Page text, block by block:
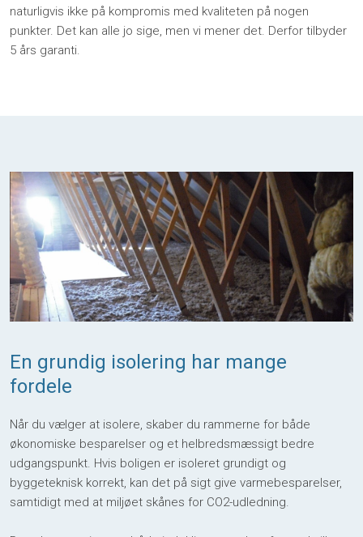
naturligvis ikke på kompromis med kvaliteten på nogen
punkter. Det kan alle jo sige, men vi mener det. Derfor tilbyder
5 års garanti.​
En grundig isolering har mange
fordele
Når du vælger at isolere, skaber du rammerne for både
økonomiske besparelser og et helbredsmæssigt bedre
udgangspunkt. Hvis boligen er isoleret grundigt og
byggeteknisk korrekt, kan det på sigt give varmebesparelser,
samtidigt med at miljøet skånes for CO2-udledning.​